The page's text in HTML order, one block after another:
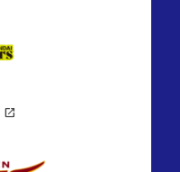
open_in_new